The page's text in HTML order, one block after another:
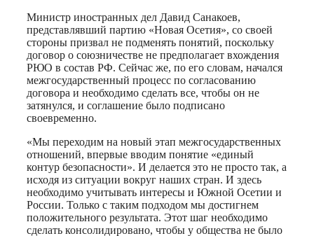
Министр иностранных дел Давид Санакоев,
представлявший партию «Новая Осетия», со своей
стороны призвал не подменять понятий, поскольку
договор о союзничестве не предполагает вхождения
РЮО в состав РФ. Сейчас же, по его словам, начался
межгосударственный процесс по согласованию
договора и необходимо сделать все, чтобы он не
затянулся, и соглашение было подписано
своевременно.
«Мы переходим на новый этап межгосударственных
отношений, впервые вводим понятие «единый
контур безопасности». И делается это не просто так, а
исходя из ситуации вокруг наших стран. И здесь
необходимо учитывать интересы и Южной Осетии и
России. Только с таким подходом мы достигнем
положительного результата. Этот шаг необходимо
сделать консолидировано, чтобы у общества не было